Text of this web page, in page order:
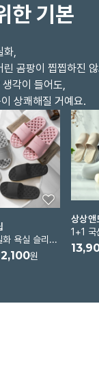
한 기본
화,
곰팡이 찝찝하진
각이 들어도,
상쾌해질 거예요.
포그욕실화 욕실 슬리퍼 화장실슬리퍼 미끄럼방지 물빠짐신발 발등낮은욕실화 층간소음방지
원
상상앤